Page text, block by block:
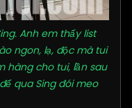
Anh em thấy list
ngon, lạ, độc mà tui
hàng cho tui, lần sau
qua Sing đói meo